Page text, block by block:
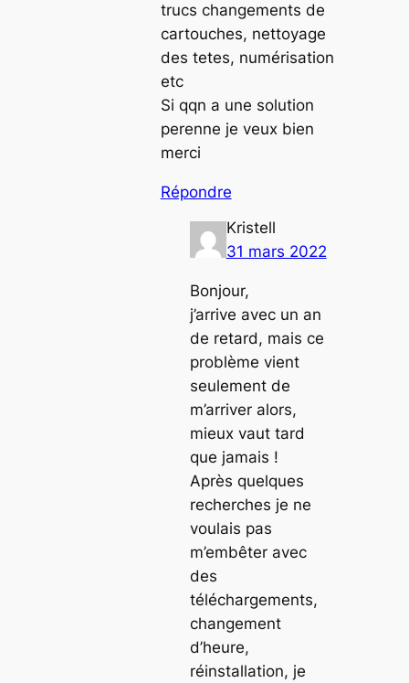
trucs changements de
cartouches, nettoyage
des tetes, numérisation
etc
Si qqn a une solution
perenne je veux bien
merci
Répondre
Kristell
31 mars 2022
Bonjour,
j’arrive avec un an
de retard, mais ce
problème vient
seulement de
m’arriver alors,
mieux vaut tard
que jamais !
Après quelques
recherches je ne
voulais pas
m’embêter avec
des
téléchargements,
changement
d’heure,
réinstallation, je